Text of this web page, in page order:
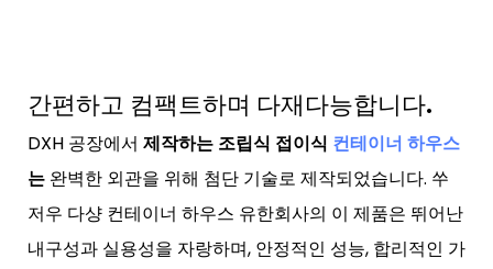
간편하고 컴팩트하며 다재다능합니다.
DXH 공장에서 제작하는 조립식 접이식 컨테이너 하우스
는 완벽한 외관을 위해 첨단 기술로 제작되었습니다. 쑤
저우 다샹 컨테이너 하우스 유한회사의 이 제품은 뛰어난
내구성과 실용성을 자랑하며, 안정적인 성능, 합리적인 가